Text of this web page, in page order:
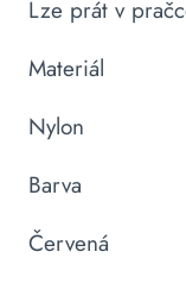
Lze prát v
Materiál
Nylon
Barva
Červená